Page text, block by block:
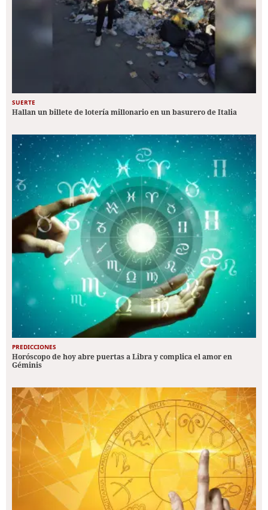
SUERTE
Hallan un billete de lotería millonario en un basurero de Italia
PREDICCIONES
Horóscopo de hoy abre puertas a Libra y complica el amor en
Géminis